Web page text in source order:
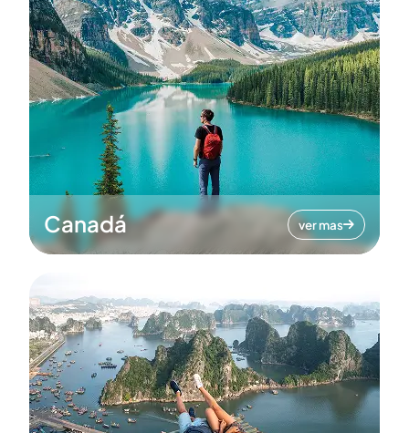
Canadá ver mas